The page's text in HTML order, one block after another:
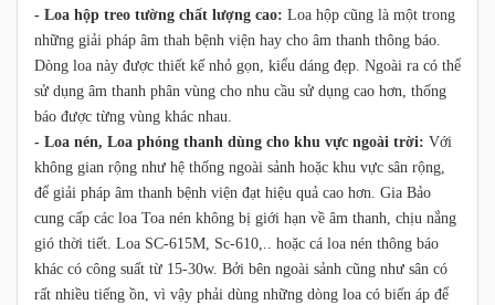
- Loa hộp treo tường chất lượng cao: Loa hộp cũng là một trong
những giải pháp âm thah bệnh viện hay cho âm thanh thông báo.
Dòng loa này được thiết kế nhỏ gọn, kiểu dáng đẹp. Ngoài ra có thể
sử dụng âm thanh phân vùng cho nhu cầu sử dụng cao hơn, thống
báo được từng vùng khác nhau.
- Loa nén, Loa phóng thanh dùng cho khu vực ngoài trời: Với
không gian rộng như hệ thống ngoài sảnh hoặc khu vực sân rộng,
để giải pháp âm thanh bệnh viện đạt hiệu quả cao hơn. Gia Bảo
cung cấp các loa Toa nén không bị giới hạn về âm thanh, chịu nắng
gió thời tiết. Loa SC-615M, Sc-610,.. hoặc cá loa nén thông báo
khác có công suất từ 15-30w. Bởi bên ngoài sảnh cũng như sân có
rất nhiều tiếng ồn, vì vậy phải dùng những dòng loa có biến áp để